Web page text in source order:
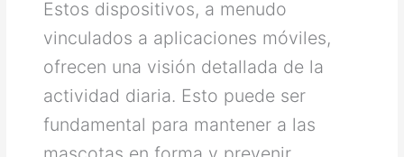
Estos dispositivos, a menudo
vinculados a aplicaciones móviles,
ofrecen una visión detallada de la
actividad diaria. Esto puede ser
fundamental para mantener a las